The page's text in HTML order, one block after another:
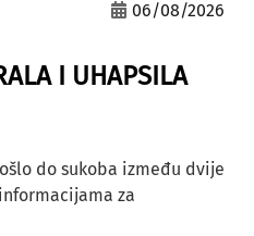
06/08/2026
I UHAPSILA
do sukoba između dvije
za